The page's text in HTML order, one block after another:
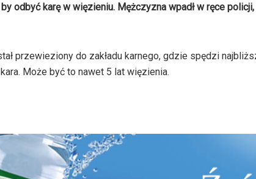
odbyć karę w więzieniu. Mężczyzna wpadł w ręce
przewieziony do zakładu karnego, gdzie spędzi
Może być to nawet 5 lat więzienia.